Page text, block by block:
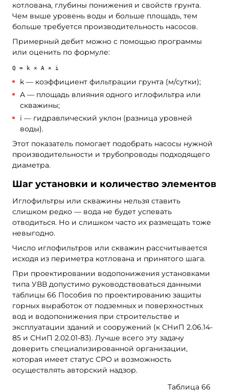
котлована, глубины понижения и свойств грунта.
Чем выше уровень воды и больше площадь, тем
больше требуется производительность насосов.
Примерный дебит можно c помощью программы
или оценить по формуле:
Q = k × A × i
k — коэффициент фильтрации грунта (м/сутки);
A — площадь влияния одного иглофильтра или
скважины;
i — гидравлический уклон (разница уровней
воды).
Этот показатель помогает подобрать насосы нужной
производительности и трубопроводы подходящего
диаметра.
Шаг установки и количество элементов
Иглофильтры или скважины нельзя ставить
слишком редко — вода не будет успевать
отводиться. Но и слишком часто их размещать тоже
невыгодно.
Число иглофильтров или скважин рассчитывается
исходя из периметра котлована и принятого шага.
При проектировании водопонижения установками
типа УВВ допустимо руководствоваться данными
таблицы 66 Пособия по проектированию защиты
горных выработок от подземных и поверхностных
вод и водопонижения при строительстве и
эксплуатации зданий и сооружений (к СНиП 2.06.14-
85 и СНиП 2.02.01-83). Лучше всего эту задачу
доверить специализированной организации,
которая имеет статус СРО и возможность
осуществлять авторский надзор.
Таблица 66